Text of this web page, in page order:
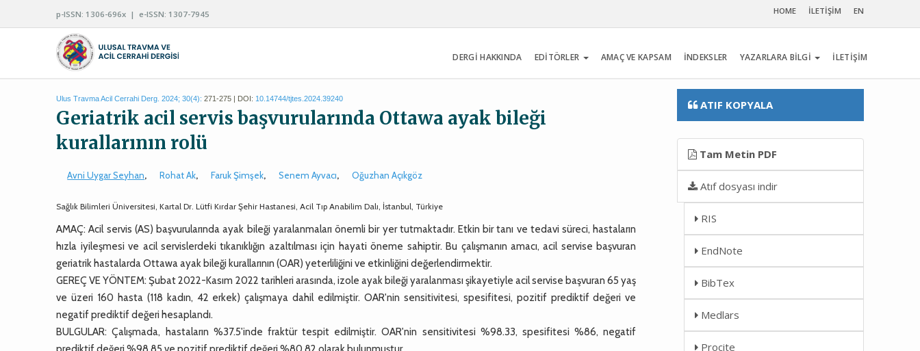
p-ISSN: 1306-696x | e-ISSN: 1307-7945 HOME İLETİŞİM EN
DERGİ HAKKINDA EDİTÖRLER AMAÇ VE KAPSAM İNDEKSLER YAZARLARA BİLGİ İLETİŞİM
Ulus Travma Acil Cerrahi Derg. 2024; 30(4): 271-275 | DOI: 10.14744/tjtes.2024.39240
Geriatrik acil servis başvurularında Ottawa ayak bileği
kurallarının rolü
Avni Uygar Seyhan, Rohat Ak, Faruk Şimşek, Senem Ayvacı, Oğuzhan Açıkgöz
Sağlık Bilimleri Üniversitesi, Kartal Dr. Lütfi Kırdar Şehir Hastanesi, Acil Tıp Anabilim Dalı, İstanbul, Türkiye
AMAÇ: Acil servis (AS) başvurularında ayak bileği yaralanmaları önemli bir yer tutmaktadır. Etkin bir tanı ve tedavi süreci, hastaların
hızla iyileşmesi ve acil servislerdeki tıkanıklığın azaltılması için hayati öneme sahiptir. Bu çalışmanın amacı, acil servise başvuran
geriatrik hastalarda Ottawa ayak bileği kurallarının (OAR) yeterliliğini ve etkinliğini değerlendirmektir.
GEREÇ VE YÖNTEM: Şubat 2022-Kasım 2022 tarihleri arasında, izole ayak bileği yaralanması şikayetiyle acil servise başvuran 65 yaş
ve üzeri 160 hasta (118 kadın, 42 erkek) çalışmaya dahil edilmiştir. OAR'nin sensitivitesi, spesifitesi, pozitif prediktif değeri ve
negatif prediktif değeri hesaplandı.
BULGULAR: Çalışmada, hastaların %37.5'inde fraktür tespit edilmiştir. OAR'nin sensitivitesi %98.33, spesifitesi %86, negatif
ATIF KOPYALA
Tam Metin PDF
Atıf dosyası indir
RIS
EndNote
BibTex
Medlars
Procite